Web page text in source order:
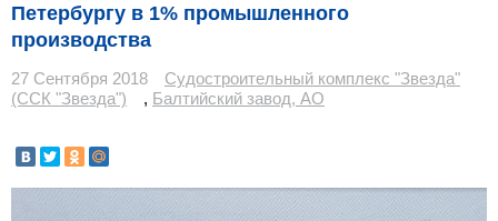
Петербургу в 1% промышленного
производства
27 Сентября 2018
Судостроительный комплекс "Звезда"
(ССК "Звезда")
, Балтийский завод, АО